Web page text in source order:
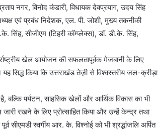
नगर, विनोद कंडारी, विधायक देवप्रयाग, उदय सिंह
एवं प्रबंध निदेशक, एल. पी. जोशी, मुख्य तकनीकी
सिंह, सीजीएम (टिहरी कॉम्प्लेक्स), डॉ. डी.के. सिंह,
खेल आयोजन की सफलतापूर्वक मेजबानी के लिए
सिद्ध किया कि उत्तराखंड तेज़ी से विश्वस्तरीय जल-क्रीड़ा
बल्कि पर्यटन, साहसिक खेलों और आर्थिक विकास का भी
रखने के लिए प्रोत्साहित किया और उन्हें केन्द्र तथा
स्वर्गीय आर. के. विश्नोई को भी श्रद्धांजलि अर्पित